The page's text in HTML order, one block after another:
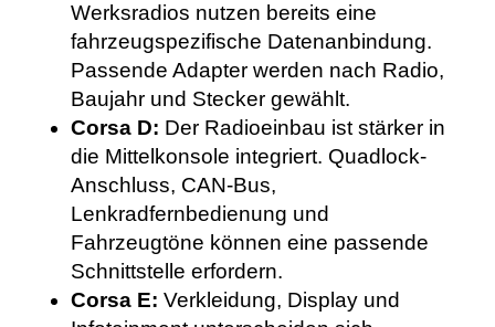
Werksradios nutzen bereits eine
fahrzeugspezifische Datenanbindung.
Passende Adapter werden nach Radio,
Baujahr und Stecker gewählt.
Corsa D: Der Radioeinbau ist stärker in
die Mittelkonsole integriert. Quadlock-
Anschluss, CAN-Bus,
Lenkradfernbedienung und
Fahrzeugtöne können eine passende
Schnittstelle erfordern.
Corsa E: Verkleidung, Display und